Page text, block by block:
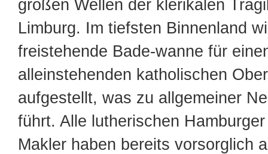
großen Wellen der klerikalen
Limburg. Im tiefsten Binnenland
freistehende Bade-wanne für
alleinstehenden katholischen
aufgestellt, was zu allgemeiner
führt. Alle lutherischen
Makler haben bereits vorsorglich